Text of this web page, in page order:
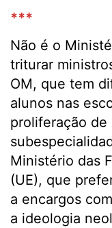
***
Não é o
triturar
OM, que tem
alunos nas
proliferação de
Ministério das
(UE), que
a encargos
a ideologia